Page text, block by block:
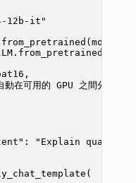
12b-it"
在可用的 GPU 之間分配
:
"Explain quantum